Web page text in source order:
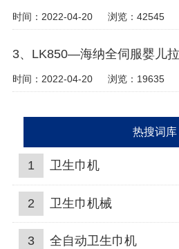
时间：2022-04-20 浏览：42545
3、LK850—海纳全伺服婴儿
时间：2022-04-20 浏览：19635
热搜词库
1 卫生巾机
2 卫生巾机械
3 全自动卫生巾机